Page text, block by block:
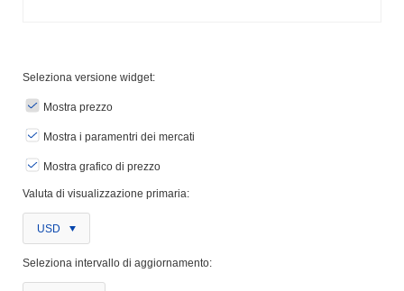
Seleziona versione widget:
Mostra prezzo
Mostra i paramentri dei mercati
Mostra grafico di prezzo
Valuta di visualizzazione primaria:
USD
Seleziona intervallo di aggiornamento: